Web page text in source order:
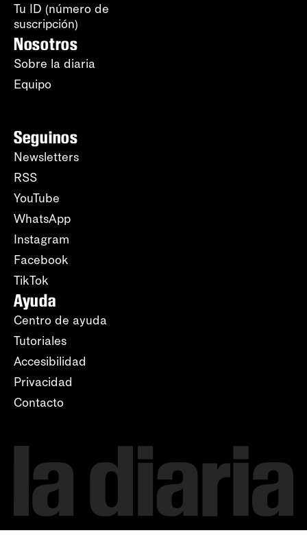
Tu ID (número de
suscripción)
Nosotros
Sobre la diaria
Equipo
Seguinos
Newsletters
RSS
YouTube
WhatsApp
Instagram
Facebook
TikTok
Ayuda
Centro de ayuda
Tutoriales
Accesibilidad
Privacidad
Contacto